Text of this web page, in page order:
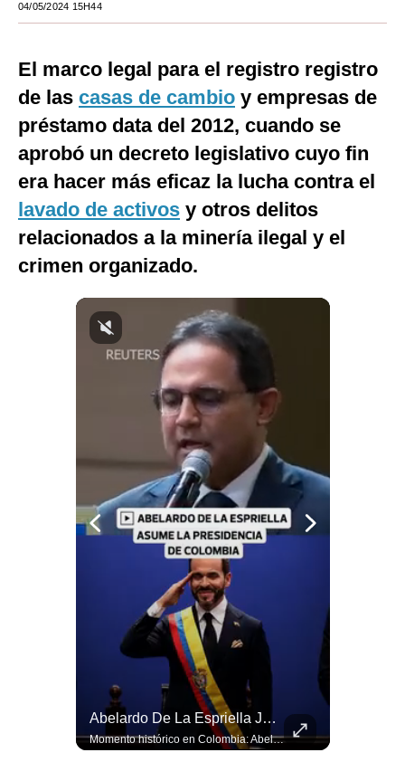
Mundo
México
España
Internacional
Tecnología
Club del Suscriptor
Mix
G de Gestión
Notas Contratadas
04/05/2024 15H44
El marco legal para el registro registro
de las casas de cambio y empresas de
préstamo data del 2012, cuando se
aprobó un decreto legislativo cuyo fin
era hacer más eficaz la lucha contra el
lavado de activos y otros delitos
relacionados a la minería ilegal y el
crimen organizado.
Abelardo De La Espriella Juramenta Como Nuevo Presidente | Gestión Mundo
Momento histórico en Colombia: Abelardo de la Espriella prestó juramento y recibió la banda presidencial en la Arena USC de Cali, convirtiéndose oficialmente en el nuevo Presidente de la República para el periodo 2026-2030. Por primera vez en la historia reciente del país, la investidura presidencial se celebró fuera de Bogotá. ¿Qué opinas del inicio de este nuevo mandato constitucional? #DeLaEspriella #Colombia #PosesionPresidencial #Cali #Shorts 👉 Suscríbete y activa la campana para no perderte nuestro análisis diario. 🌎 Síguenos en nuestras redes sociales: 📌 Web oficial: https://gestion.pe/mundo/ 📌 LinkedIn: http://bit.ly/3HYIET0 📌 X (Twitter): http://bit.ly/4noZtX9 📌 TikTok: http://bit.ly/4evB6TO